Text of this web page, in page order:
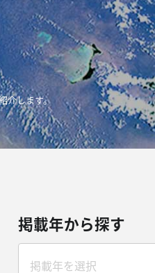
介します。
掲載年から探す